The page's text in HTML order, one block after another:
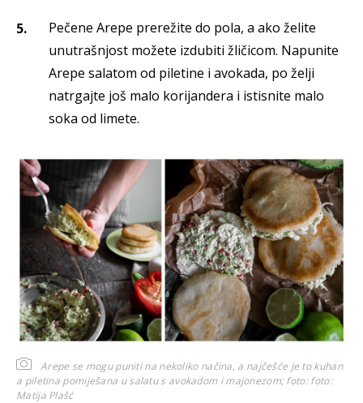
Pečene Arepe prerežite do pola, a ako želite
unutrašnjost možete izdubiti žličicom. Napunite
Arepe salatom od piletine i avokada, po želji
natrgajte još malo korijandera i istisnite malo
soka od limete.
Arepe se mogu puniti na nekoliko načina, a najčešće je to kuhan
a piletina pomiješana u salatu s avokadom i majonezom; foto:foto:
Matija Plašć